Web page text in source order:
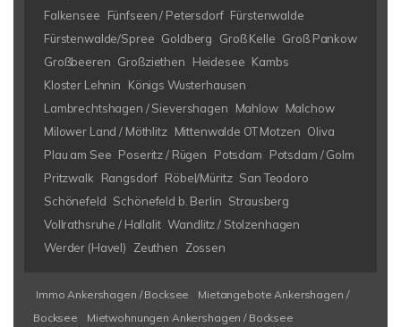
Falkensee
Fünfseen / Petersdorf Fürstenwalde
Fürstenwalde/Spree Goldberg Groß Kelle Groß Pankow
Großbeeren Großziethen Heidesee Kambs
Kloster Lehnin
Königs Wusterhausen
Lambrechtshagen / Sievershagen
Mahlow Malchow
Milower Land / Möthlitz Mittenwalde OT Motzen Oliva
Plau am See Poseritz / Rügen Potsdam
Potsdam / Golm
Pritzwalk
Rangsdorf Röbel/Müritz San Teodoro
Schönefeld Schönefeld b. Berlin Strausberg
Vollrathsruhe / Hallalit Wandlitz / Stolzenhagen
Werder (Havel)
Zeuthen Zossen
Immo Ankershagen / Bocksee
Mietangebote Ankershagen /
Bocksee
Mietwohnungen Ankershagen / Bocksee